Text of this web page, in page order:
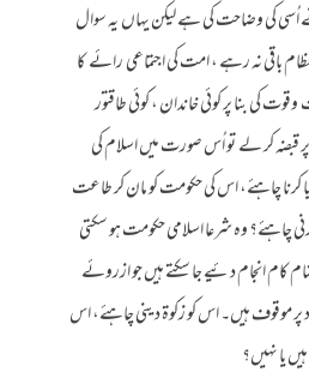
اُسی کی وضاحت کی ہے لیکن یہاں یہ سوال
باقی نہ رہے ، امت کی اجتماعی رائے کا
کی بنا پر کوئی خاندان ، کوئی طاقتور
قبضہ کر لے تو اُس صورت میں اسلام کی
کرنا چاہئے، اس کی حکومت کو مان کر طاعت
چاہئے؟ وہ شرعا اسلامی حکومت ہو سکتی
کام انجام دئیے جا سکتے ہیں جو ازروئے
موقوف ہیں۔ اس کو زکوۃ دینی چاہئے، اس
یا نہیں؟